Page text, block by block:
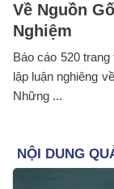
Về Nguồn
Nghiệm
Báo cáo 520
lập luận nghiêng
Những ...